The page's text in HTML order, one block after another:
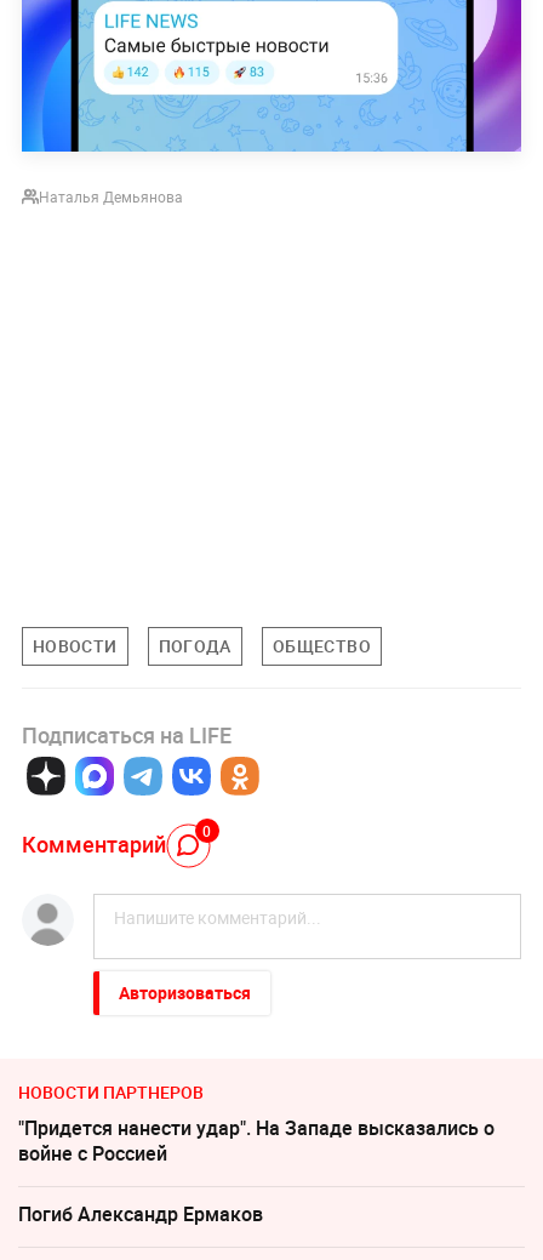
Наталья Демьянова
НОВОСТИ ПОГОДА ОБЩЕСТВО
Подписаться на LIFE
Комментарий 0
Авторизоваться
НОВОСТИ ПАРТНЕРОВ
"Придется нанести удар". На Западе высказались о
войне с Россией
Погиб Александр Ермаков